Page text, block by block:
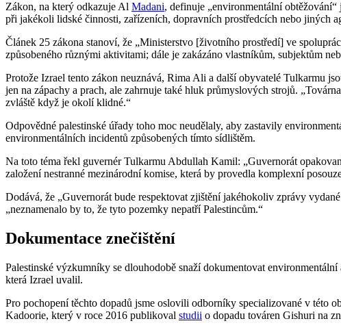
Zákon, na který odkazuje Al Madani, definuje „environmentální
při jakékoli lidské činnosti, zařízeních, dopravních prostředcích nebo jiných
Článek 25 zákona stanoví, že „Ministerstvo [životního prostředí] ve
způsobeného různými aktivitami; dále je zakázáno vlastníkům, subjektům
Protože Izrael tento zákon neuznává, Rima Ali a další obyvatelé Tulkarmu
jen na zápachy a prach, ale zahrnuje také hluk průmyslových strojů.
zvláště když je okolí klidné.“
Odpovědné palestinské úřady toho moc neudělaly, aby zastavily
environmentálních incidentů způsobených tímto sídlištěm.
Na toto téma řekl guvernér Tulkarmu Abdullah Kamil: „Guvernorát
založení nestranné mezinárodní komise, která by provedla komplexní
Dodává, že „Guvernorát bude respektovat zjištění jakéhokoliv zprávy
„neznamenalo by to, že tyto pozemky nepatří Palestincům.“
Dokumentace znečištění
Palestinské výzkumníky se dlouhodobě snaží dokumentovat
která Izrael uvalil.
Pro pochopení těchto dopadů jsme oslovili odborníky specializované v této
Kadoorie, který v roce 2016 publikoval studii o dopadu továren Gishuri na